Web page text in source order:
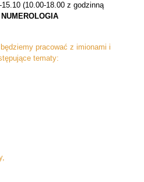
(10.00-18.00 z godzinną
pracować z imionami i
tematy: